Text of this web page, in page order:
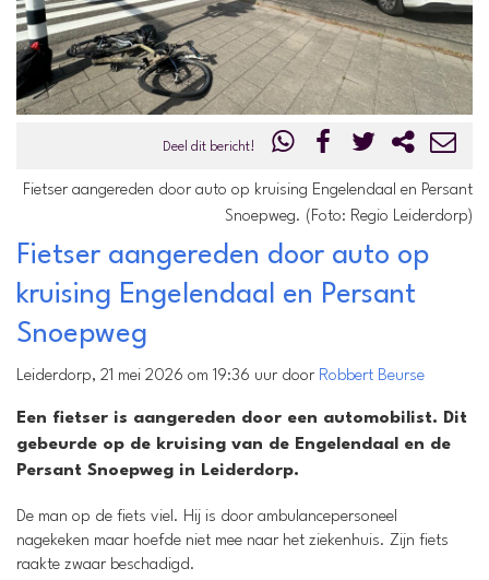
Inklappen
Deel dit bericht!
Fietser aangereden door auto op kruising Engelendaal en Persant
Snoepweg. (Foto: Regio Leiderdorp)
Fietser aangereden door auto op
kruising Engelendaal en Persant
Snoepweg
Leiderdorp, 21 mei 2026 om 19:36 uur door Robbert Beurse
Een fietser is aangereden door een automobilist. Dit
gebeurde op de kruising van de Engelendaal en de
Persant Snoepweg in Leiderdorp.
De man op de fiets viel. Hij is door ambulancepersoneel
nagekeken maar hoefde niet mee naar het ziekenhuis. Zijn fiets
raakte zwaar beschadigd.